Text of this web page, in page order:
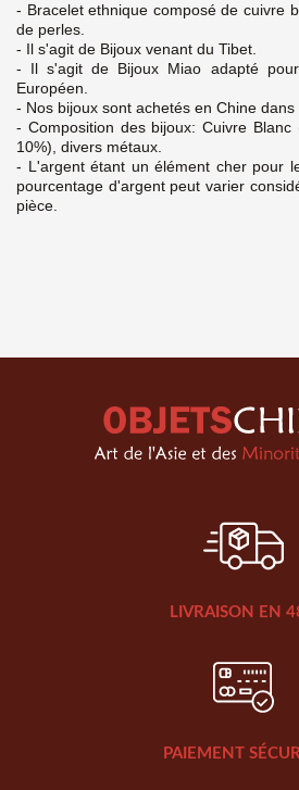
- Bracelet ethnique composé de cuivre
de perles.
- Il s'agit de Bijoux venant du Tibet.
- Il s'agit de Bijoux Miao adapté
Européen.
- Nos bijoux sont achetés en Chine dans
- Composition des bijoux: Cuivre
10%), divers métaux.
- L'argent étant un élément cher pour
pourcentage d'argent peut varier
pièce.
LIVRAISON EN
PAIEMENT